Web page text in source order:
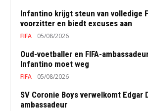
Infantino krijgt steun van volledige
voorzitter en biedt excuses aan
FIFA 05/08/2026
Oud-voetballer en FIFA-
Infantino moet weg
FIFA 05/08/2026
SV Coronie Boys verwelkomt Edgar
ambassadeur